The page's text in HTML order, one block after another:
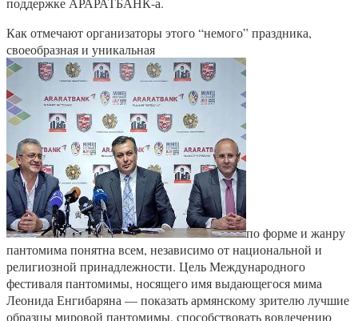
Как отмечают организаторы этого “немого” праздника,
своеобразная и уникальная
по форме и жанру
пантомима понятна всем, независимо от национальной и
религиозной принадлежности. Цель Международного
фестиваля пантомимы, носящего имя выдающегося мима
Леонида Енгибаряна — показать армянскому зрителю лучшие
образцы мировой пантомимы, способствовать вовлечению